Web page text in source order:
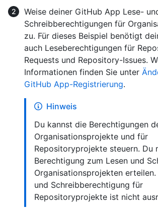
Weise deiner GitHub App Lese-
Schreibberechtigungen für
zu. Für dieses Beispiel benötigt
auch Leseberechtigungen für
Requests und Repository-Issues.
Informationen finden Sie unter
GitHub App-Registrierung.
Hinweis
Du kannst die Berechtigungen
Organisationsprojekte und für
Repositoryprojekte steuern. Du
Berechtigung zum Lesen und
Organisationsprojekten
und Schreibberechtigung für
Repositoryprojekte ist nicht